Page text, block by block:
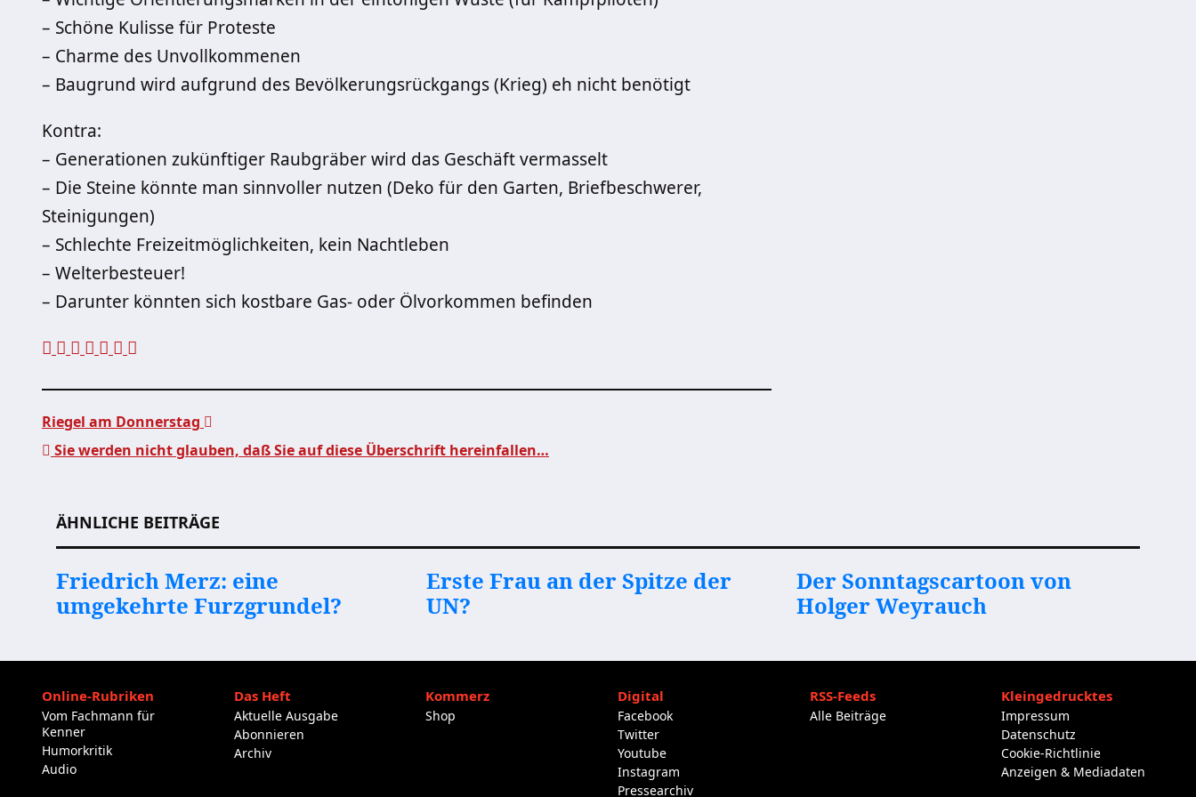
– Schöne Kulisse für Proteste
– Charme des Unvollkommenen
– Baugrund wird aufgrund des Bevölkerungsrückgangs (Krieg) eh nicht benötigt
Kontra:
– Generationen zukünftiger Raubgräber wird das Geschäft vermasselt
– Die Steine könnte man sinnvoller nutzen (Deko für den Garten, Briefbeschwerer,
Steinigungen)
– Schlechte Freizeitmöglichkeiten, kein Nachtleben
– Welterbesteuer!
– Darunter könnten sich kostbare Gas- oder Ölvorkommen befinden
Riegel am Donnerstag
Sie werden nicht glauben, daß Sie auf diese Überschrift hereinfallen…
ÄHNLICHE BEITRÄGE
Friedrich Merz: eine
umgekehrte Furzgrundel?
Erste Frau an der Spitze der
UN?
Der Sonntagscartoon von
Holger Weyrauch
Online-Rubriken
Vom Fachmann für
Kenner
Humorkritik
Audio
Das Heft
Aktuelle Ausgabe
Abonnieren
Archiv
Kommerz
Shop
Digital
Facebook
Twitter
Youtube
Instagram
Pressearchiv
RSS-Feeds
Alle Beiträge
Kleingedrucktes
Impressum
Datenschutz
Cookie-Richtlinie
Anzeigen & Mediadaten